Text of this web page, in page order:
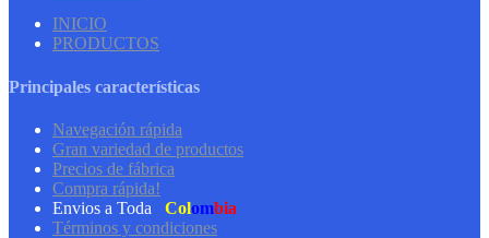
INICIO
PRODUCTOS
Principales características
Navegación rápida
Gran variedad de productos
Precios de fábrica
Compra rápida!
Envios a Toda
Colombia
Términos y condiciones